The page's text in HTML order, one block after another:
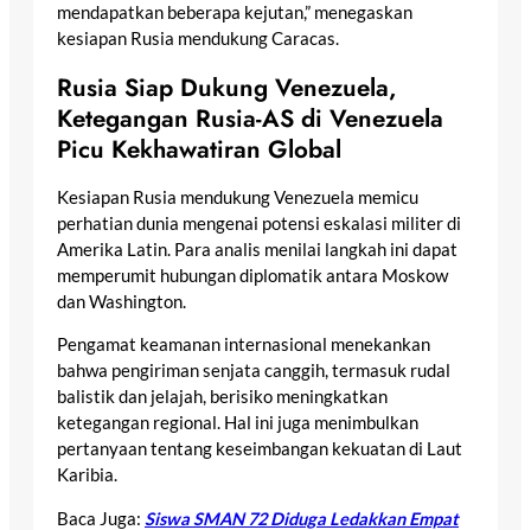
mendapatkan beberapa kejutan,” menegaskan
kesiapan Rusia mendukung Caracas.
Rusia Siap Dukung Venezuela,
Ketegangan Rusia-AS di Venezuela
Picu Kekhawatiran Global
Kesiapan Rusia mendukung Venezuela memicu
perhatian dunia mengenai potensi eskalasi militer di
Amerika Latin. Para analis menilai langkah ini dapat
memperumit hubungan diplomatik antara Moskow
dan Washington.
Pengamat keamanan internasional menekankan
bahwa pengiriman senjata canggih, termasuk rudal
balistik dan jelajah, berisiko meningkatkan
ketegangan regional. Hal ini juga menimbulkan
pertanyaan tentang keseimbangan kekuatan di Laut
Karibia.
Baca Juga: Siswa SMAN 72 Diduga Ledakkan Empat